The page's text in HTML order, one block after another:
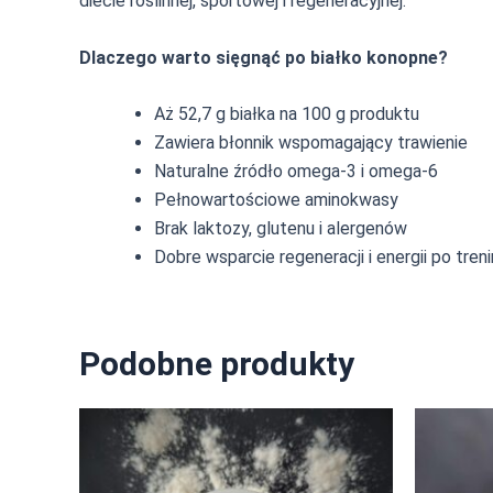
Dlaczego warto sięgnąć po białko konopne?
Aż 52,7 g białka na 100 g produktu
Zawiera błonnik wspomagający trawienie
Naturalne źródło omega-3 i omega-6
Pełnowartościowe aminokwasy
Brak laktozy, glutenu i alergenów
Dobre wsparcie regeneracji i energii po
Podobne produkty
Ten
produkt
ma